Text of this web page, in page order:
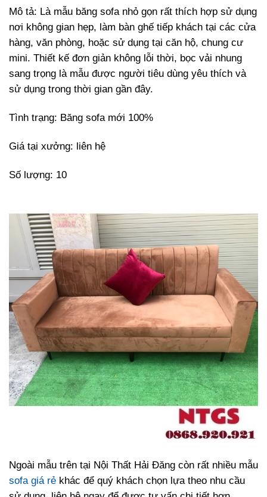
Mô tả: Là mẫu băng sofa nhỏ gọn rất thích hợp sử dụng
nơi không gian hẹp, làm bàn ghế tiếp khách tại các cửa
hàng, văn phòng, hoặc sử dụng tại căn hộ, chung cư
mini. Thiết kế đơn giản không lỗi thời, bọc vải nhung
sang trọng là mẫu được người tiêu dùng yêu thích và
sử dụng trong thời gian gần đây.
Tình trạng: Băng sofa mới 100%
Giá tại xưởng: liên hệ
Số lượng: 10
Ngoài mẫu trên tại Nội Thất Hải Đăng còn rất nhiều mẫu
sofa giá rẻ khác để quý khách chọn lựa theo nhu cầu